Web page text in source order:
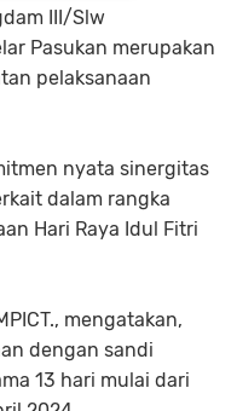
III/Slw
Pasukan merupakan
pelaksanaan
nyata sinergitas
dalam rangka
Hari Raya Idul Fitri
mengatakan,
dengan sandi
13 hari mulai dari